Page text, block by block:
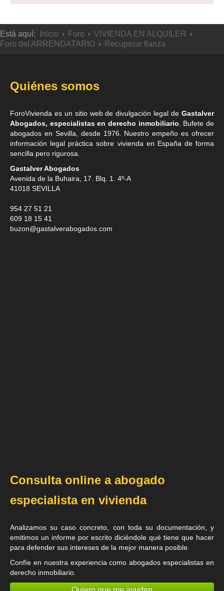
Está aquí: Inicio Foro
VIVIENDA EN ALQUILER
Foro del ARRENDATARIO
Recuperar fianza
Quiénes somos
ForoVivienda es un sitio web de divulgación legal de Gastalver
Abogados, especialistas en derecho inmobiliario . Bufete de
abogados en Sevilla , desde 1976. Nuestro empeño es ofrecer
información legal práctica sobre vivienda en España de forma
sencilla pero rigurosa.
Gastalver Abogados
Avenida de la Buhaira, 17. Blq. 1. 4º-A
41018 SEVILLA
954 27 51 21
609 18 15 41
buzon@gastalverabogados.com
Consulta online a abogado
especialista en vivienda
Analizamos su caso concreto, con toda su documentación, y
emitimos un informe por escrito diciéndole qué tiene que hacer
para defender sus intereses de la mejor manera posible.
Confíe en nuestra experiencia comoabogados especialistas en
derecho inmobiliario